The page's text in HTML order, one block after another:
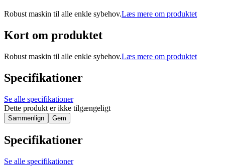
Robust maskin til alle enkle sybehov.Læs mere om produktet
Kort om produktet
Robust maskin til alle enkle sybehov.Læs mere om produktet
Specifikationer
Se alle specifikationer
Dette produkt er ikke tilgængeligt
Sammenlign Gem
Specifikationer
Se alle specifikationer